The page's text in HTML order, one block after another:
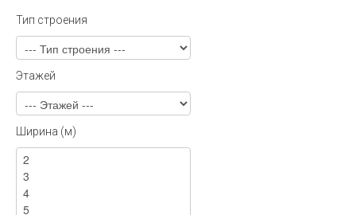
Тип строения
Этажей
Ширина (м)